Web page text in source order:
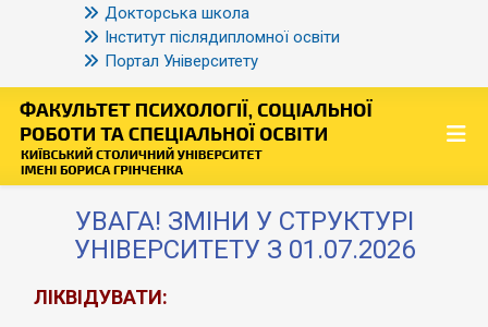
Докторська школа
Інститут післядипломної освіти
Портал Університету
УВАГА! ЗМІНИ У СТРУКТУРІ
УНІВЕРСИТЕТУ З 01.07.2026
ЛІКВІДУВАТИ: